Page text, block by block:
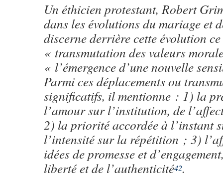
Un éthicien protestant, Robert
dans les évolutions du mariage et
discerne derrière cette évolution
« transmutation des valeurs
« l’émergence d’une nouvelle
Parmi ces déplacements ou
significatifs, il mentionne : 1) la
l’amour sur l’institution, de
2) la priorité accordée à l’instant
l’intensité sur la répétition ; 3)
idées de promesse et
liberté et de l’authenticité42.